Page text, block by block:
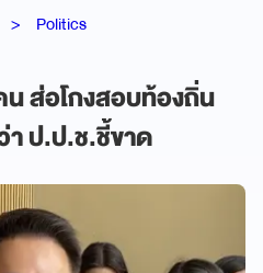
Politics
น ส่อโกงสอบท้องถิ่น
า ป.ป.ช.ชี้ขาด